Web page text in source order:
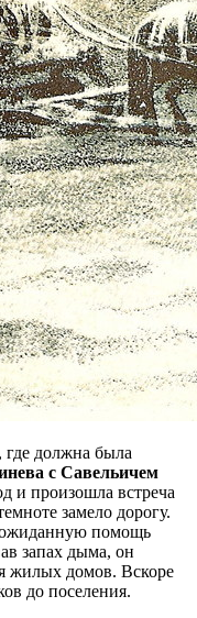
должна была
с Савельичем
и произошла встреча
замело дорогу.
помощь
запах дыма, он
жилых домов. Вскоре
до поселения.